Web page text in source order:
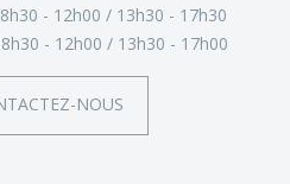
- 12h00
13h30 - 17h30
- 12h00 13h30 - 17h00
NOUS